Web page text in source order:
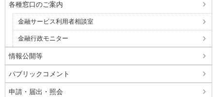
各種窓口のご案内
金融サービス利用者相談室
金融行政モニター
情報公開等
パブリックコメント
申請・届出・照会